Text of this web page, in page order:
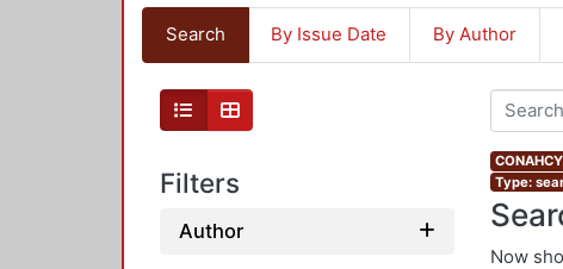
Search By Issue Date By Author
Filters
Author
Type:
Now